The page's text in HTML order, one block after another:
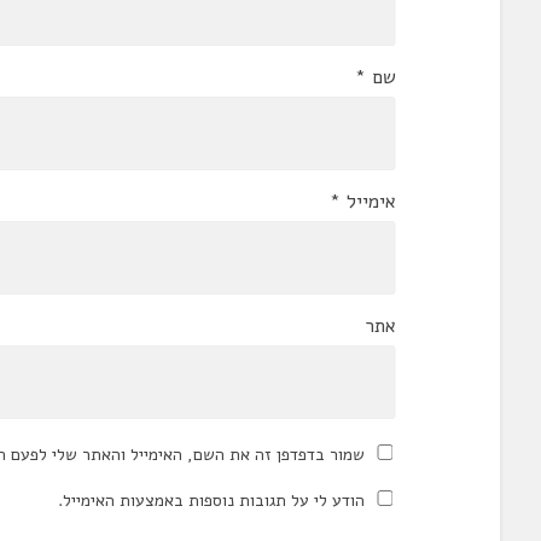
שם *
אימייל *
אתר
שמור בדפדפן זה את השם, האימייל והאתר שלי לפעם
הודע לי על תגובות נוספות באמצעות האימייל.